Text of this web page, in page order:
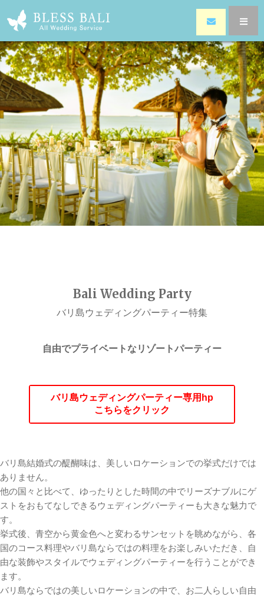
Bali Wedding Party
バリ島ウェディングパーティー特集
自由でプライベートなリゾートパーティー
バリ島ウェディングパーティー専用hp
こちらをクリック
バリ島結婚式の醍醐味は、美しいロケーションでの挙式だけでは
ありません。
他の国々と比べて、ゆったりとした時間の中でリーズナブルにゲ
ストをおもてなしできるウェディングパーティーも大きな魅力で
す。
挙式後、青空から黄金色へと変わるサンセットを眺めながら、各
国のコース料理やバリ島ならではの料理をお楽しみいただき、自
由な装飾やスタイルでウェディングパーティーを行うことができ
ます。
バリ島ならではの美しいロケーションの中で、お二人らしい自由